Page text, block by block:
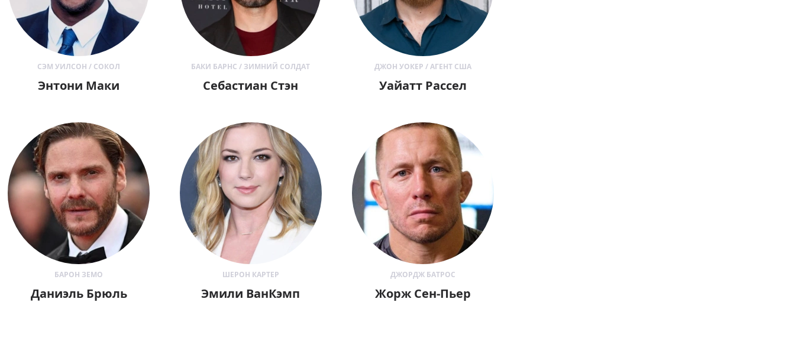
СЭМ УИЛСОН / СОКОЛ
Энтони Маки
БАКИ БАРНС / ЗИМНИЙ СОЛДАТ
Себастиан Стэн
ДЖОН УОКЕР / АГЕНТ США
Уайатт Рассел
БАРОН ЗЕМО
Даниэль Брюль
ШЕРОН КАРТЕР
Эмили ВанКэмп
ДЖОРДЖ БАТРОС
Жорж Сен-Пьер